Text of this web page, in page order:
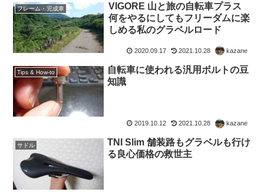
フレーム・完成車
VIGORE 山と旅の自転車プラス
何をやるにしてもフリーダムに楽
しめる私のグラベルロード
2020.09.17 2021.10.28 kazane
Tips & How-to
自転車に使われる汎用ボルトの豆
知識
2019.10.12 2021.10.28 kazane
サドル
TNI Slim 舗装路もグラベルも行け
る良心価格の救世主